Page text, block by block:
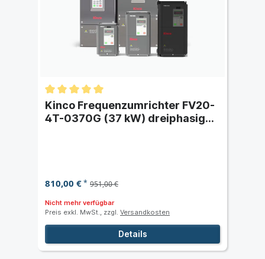
Kinco Frequenzumrichter FV20-
4T-0370G (37 kW) dreiphasig
810,00 €* 951,00 €
Nicht mehr verfügbar
Preis exkl. MwSt., zzgl. Versandkosten
Details